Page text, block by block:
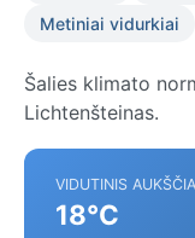
Metiniai vidurkiai
Šalies klimato
Lichtenšteinas.
VIDUTINIS
18°C